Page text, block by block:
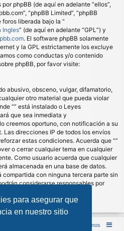
para asegurar que
en nuestro sitio
phpBB (de aquí en adelante “ellos”,
“phpBB Limited”, “phpBB
liberada bajo la “
Ingles” (de aquí en adelante “GPL”) y
. El software phpBB solamente
y la GPL estrictamente los excluye
como conductas y/o contenido
phpBB, por favor visite:
abusivo, obsceno, vulgar, difamatorio,
otro material que pueda violar
“” está instalado o Leyes
que sea inmediata y
creemos oportuno, con notificación a su
Las direcciones IP de todos los envíos
estas condiciones. Acuerda que “”
o cerrar cualquier tema en cualquier
Como usuario acuerda que cualquier
almacenada en una base de datos.
compartida con ninguna tercera parte sin
considerarse responsables por
Wargames Contáctenos